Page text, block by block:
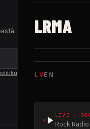
LRMA
LVEN
LIVE ·
Rock